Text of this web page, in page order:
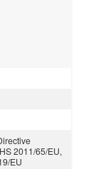
2011/65/EU,
EU